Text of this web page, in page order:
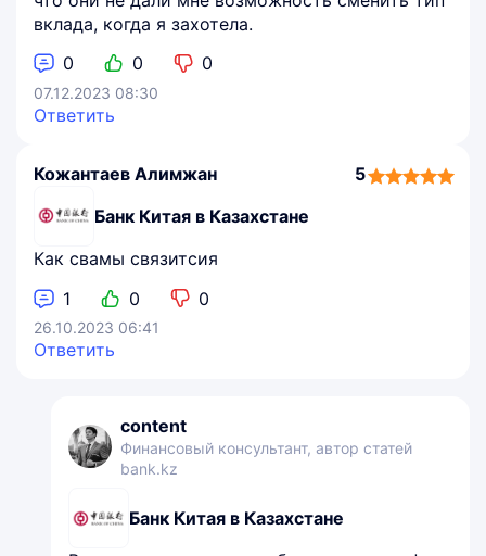
вклада, когда я захотела.
0
0 0
07.12.2023 08:30
Ответить
Кожантаев Алимжан
Банк Китая в Казахстане
5
5,0
Как свамы связитсия
1
0 0
26.10.2023 06:41
Ответить
content
Финансовый консультант, автор статей
bank.kz
Банк Китая в Казахстане